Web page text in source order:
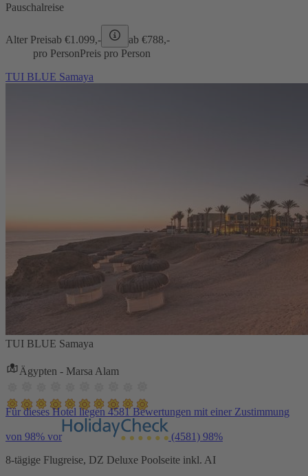
Pauschalreise
Alter Preisab €1.099,- ab €788,-
pro PersonPreis pro Person
TUI BLUE Samaya
TUI BLUE Samaya
Ägypten - Marsa Alam
Für dieses Hotel liegen 4581 Bewertungen mit einer Zustimmung
von 98% vor (4581) 98%
8-tägige Flugreise, DZ Deluxe Poolseite inkl. AI